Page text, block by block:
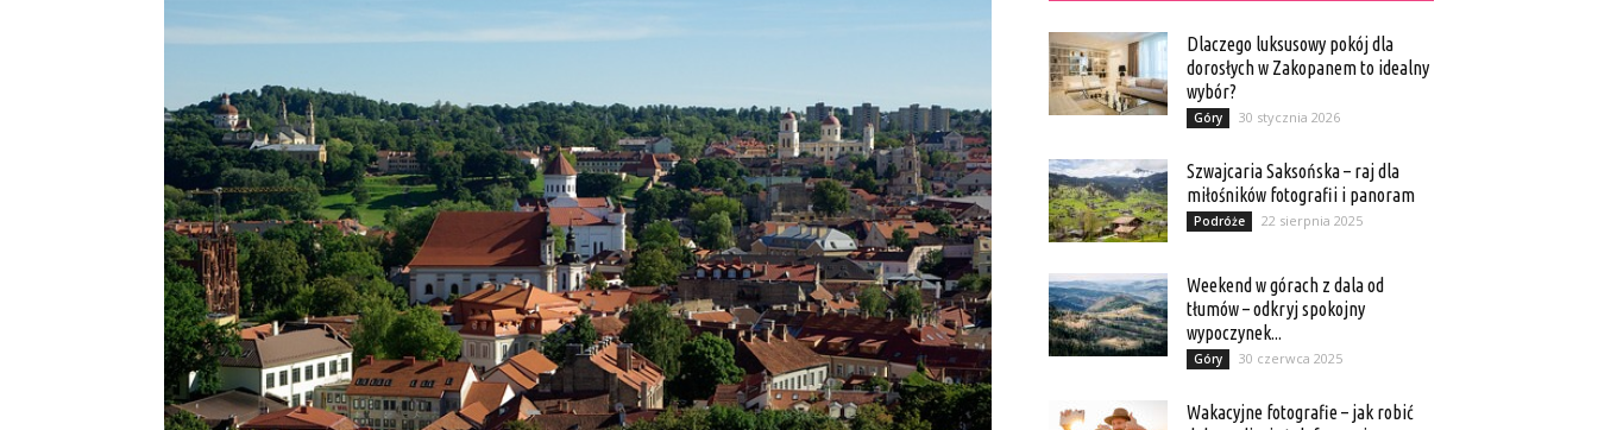
Dlaczego luksusowy pokój dla
dorosłych w Zakopanem to idealny
wybór?
Góry 30 stycznia 2026
Szwajcaria Saksońska – raj dla
miłośników fotografii i panoram
Podróże 22 sierpnia 2025
Weekend w górach z dala od
tłumów – odkryj spokojny
wypoczynek...
Góry 30 czerwca 2025
Wakacyjne fotografie – jak robić